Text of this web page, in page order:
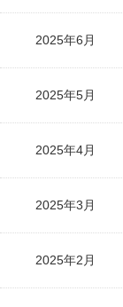
2025年6月
2025年5月
2025年4月
2025年3月
2025年2月